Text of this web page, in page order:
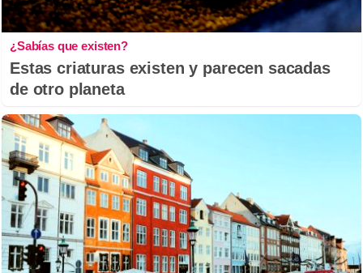
¿Sabías que existen?
Estas criaturas existen y parecen sacadas
de otro planeta